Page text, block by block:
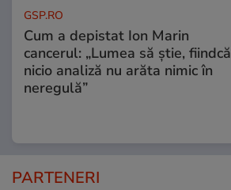
GSP.RO
Cum a depistat Ion Marin
cancerul: „Lumea să știe, fiindcă
nicio analiză nu arăta nimic în
neregulă”
PARTENERI